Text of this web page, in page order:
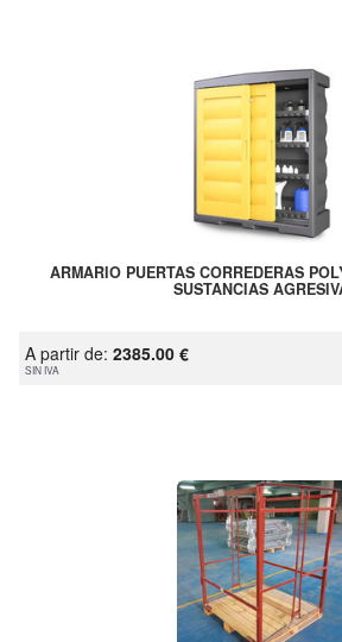
ARMARIO PUERTAS CORREDERAS
SUSTANCIAS
A partir de: 2385.00 €
SIN IVA